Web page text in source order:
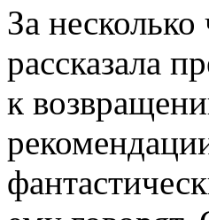
За
рассказала
к